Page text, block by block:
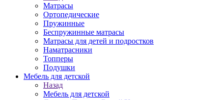
Матраcы
Ортопедические
Пружинные
Беспружинные матрасы
Матрасы для детей и подростков
Наматрасники
Топперы
Подушки
Мебель для детской
Назад
Мебель для детской